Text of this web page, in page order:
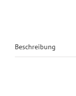
Beschreibung